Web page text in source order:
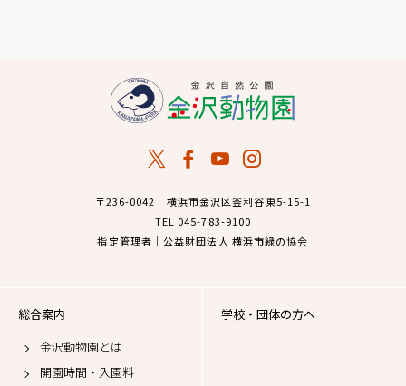
〒236-0042 横浜市金沢区釜利谷東5-15-1
TEL 045-783-9100
指定管理者｜公益財団法人 横浜市緑の協会
総合案内
金沢動物園とは
開園時間・入園料
学校・団体の方へ